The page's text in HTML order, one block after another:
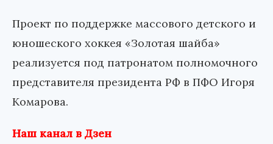
Проект по поддержке массового детского и
юношеского хоккея «Золотая шайба»
реализуется под патронатом полномочного
представителя президента РФ в ПФО Игоря
Комарова.
Наш канал в Дзен